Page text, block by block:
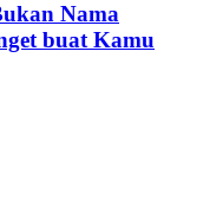
Nama
buat Kamu